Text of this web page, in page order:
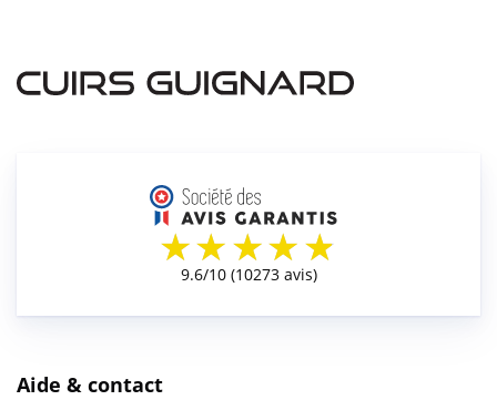
Aide & contact